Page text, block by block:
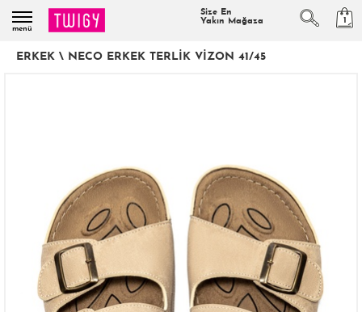
menü
Size En
Yakın Mağaza
1
ERKEK \ NECO ERKEK TERLIK VIZON 41/45